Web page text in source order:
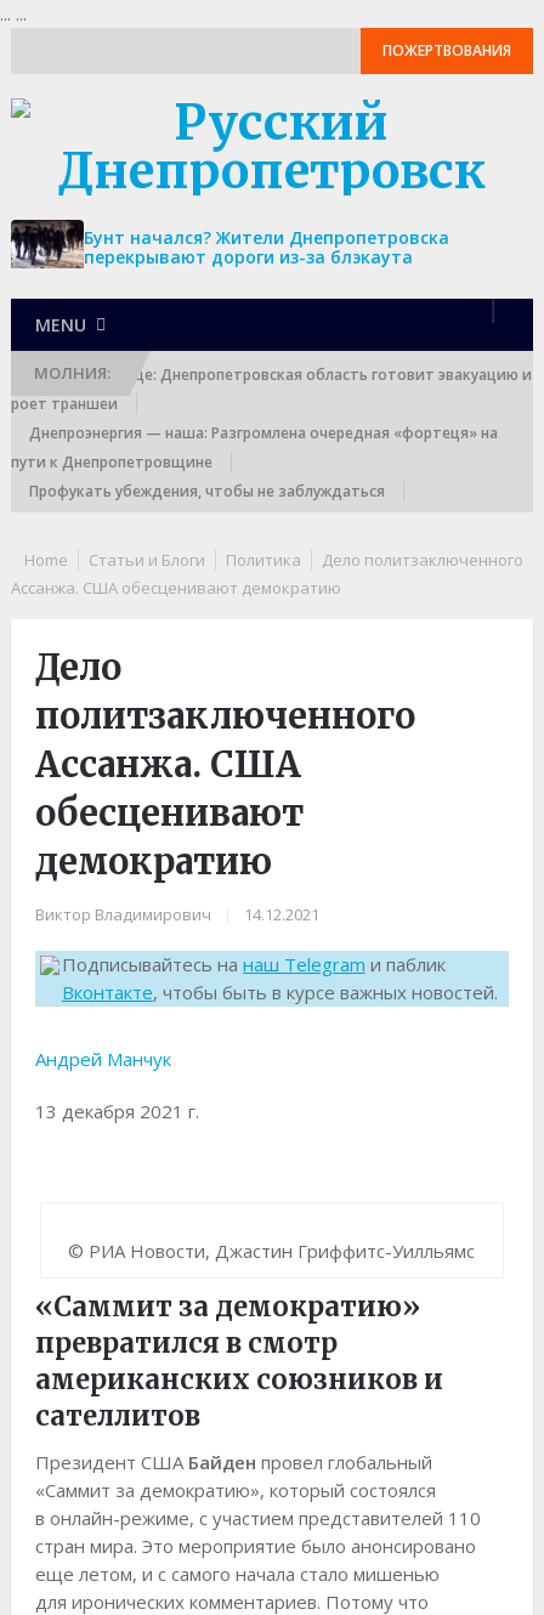
... ...
ПОЖЕРТВОВАНИЯ
Бунт начался? Жители Днепропетровска
перекрывают дороги из-за блэкаута
MENU
МОЛНИЯ:
Выход к границе: Днепропетровская область готовит эвакуацию и
роет траншеи
Днепроэнергия — наша: Разгромлена очередная «фортеця» на
пути к Днепропетровщине
Профукать убеждения, чтобы не заблуждаться
Home Статьи и Блоги Политика
Дело политзаключенного
Ассанжа. США обесценивают демократию
Дело
политзаключенного
Ассанжа. США
обесценивают
демократию
Виктор Владимирович 14.12.2021
Подписывайтесь на наш Telegram и паблик
Вконтакте, чтобы быть в курсе важных новостей.
Андрей Манчук
13 декабря 2021 г.
© РИА Новости, Джастин Гриффитс-Уилльямс
«Саммит за демократию»
превратился в смотр
американских союзников и
сателлитов
Президент США Байден провел глобальный
«Саммит за демократию», который состоялся
в онлайн-режиме, с участием представителей 110
стран мира. Это мероприятие было анонсировано
еще летом, и с самого начала стало мишенью
для иронических комментариев. Потому что